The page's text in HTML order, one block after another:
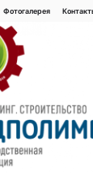
Фотогалерея